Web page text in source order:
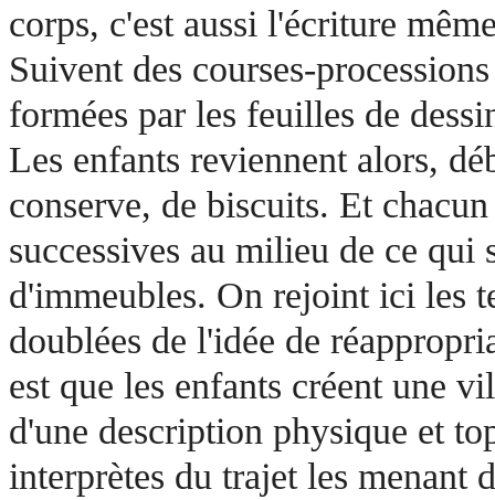
corps, c'est aussi l'écriture
Suivent des courses-
formées par les feuilles de
Les enfants reviennent alors,
conserve, de biscuits. Et
successives au milieu de ce qui
d'immeubles. On rejoint ici les
doublées de l'idée de
est que les enfants créent une
d'une description physique et
interprètes du trajet les menant